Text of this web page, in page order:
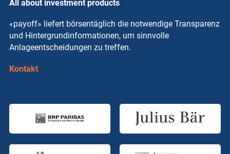
All about investment products
«payoff» liefert börsentäglich die notwendige Transparenz
und Hintergrundinformationen, um sinnvolle
Anlageentscheidungen zu treffen.
Kontakt